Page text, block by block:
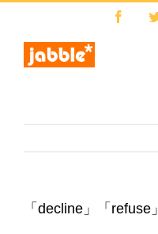
content
「decline」「